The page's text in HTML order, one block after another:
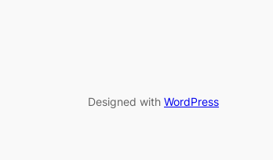
Designed with WordPress